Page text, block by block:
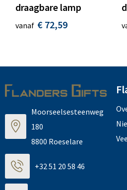
draagbare lamp
vanaf € 72,59
Moorseelsesteenweg
180
8800 Roeselare
+32 51 20 58 46